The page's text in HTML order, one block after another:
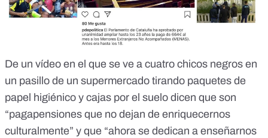
De un vídeo en el que se ve a cuatro chicos negros en
un pasillo de un supermercado tirando paquetes de
papel higiénico y cajas por el suelo dicen que son
“pagapensiones que no dejan de enriquecernos
culturalmente” y que “ahora se dedican a enseñarnos